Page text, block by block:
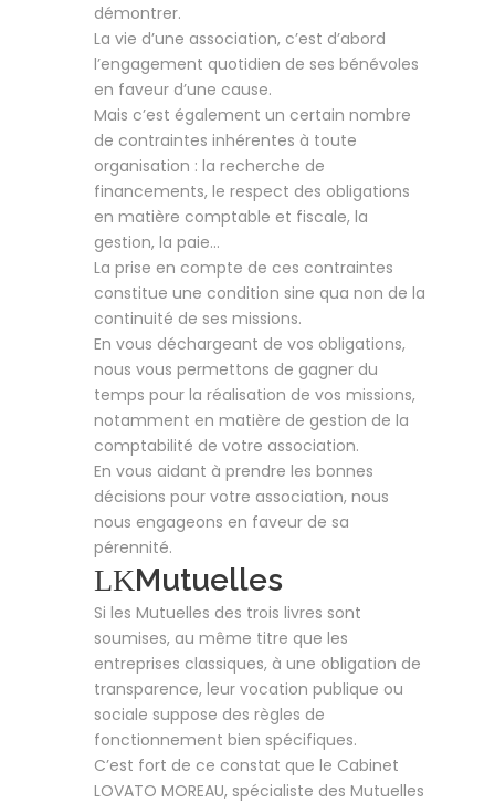
démontrer.
La vie d’une association, c’est d’abord
l’engagement quotidien de ses bénévoles
en faveur d’une cause.
Mais c’est également un certain nombre
de contraintes inhérentes à toute
organisation : la recherche de
financements, le respect des obligations
en matière comptable et fiscale, la
gestion, la paie…
La prise en compte de ces contraintes
constitue une condition sine qua non de la
continuité de ses missions.
En vous déchargeant de vos obligations,
nous vous permettons de gagner du
temps pour la réalisation de vos missions,
notamment en matière de gestion de la
comptabilité de votre association.
En vous aidant à prendre les bonnes
décisions pour votre association, nous
nous engageons en faveur de sa
pérennité.
Mutuelles
Si les Mutuelles des trois livres sont
soumises, au même titre que les
entreprises classiques, à une obligation de
transparence, leur vocation publique ou
sociale suppose des règles de
fonctionnement bien spécifiques.
C’est fort de ce constat que le Cabinet
LOVATO MOREAU, spécialiste des Mutuelles